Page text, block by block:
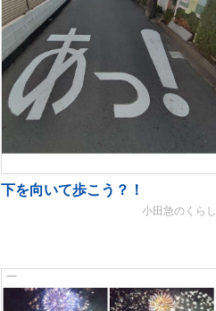
下を向いて歩こう？！
小田急のくらし